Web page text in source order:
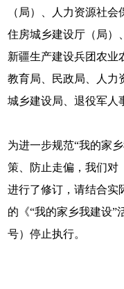
（局）、人力资源社
住房城乡建设厅（局）
新疆生产建设兵团农业
教育局、民政局、人力
城乡建设局、退役军人
为进一步规范“我的家
策、防止走偏，我们对
进行了修订，请结合实
的《“我的家乡我建设”
号）停止执行。